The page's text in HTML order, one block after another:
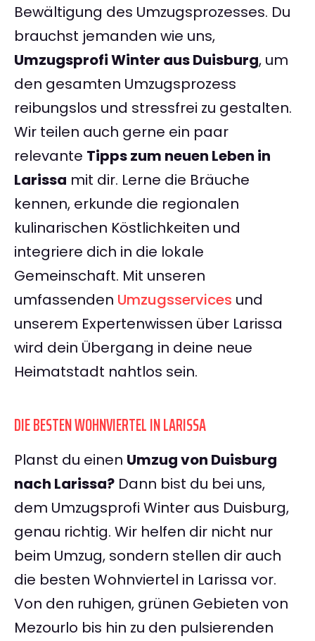
Bewältigung des Umzugsprozesses. Du
brauchst jemanden wie uns,
Umzugsprofi Winter aus Duisburg, um
den gesamten Umzugsprozess
reibungslos und stressfrei zu gestalten.
Wir teilen auch gerne ein paar
relevante Tipps zum neuen Leben in
Larissa mit dir. Lerne die Bräuche
kennen, erkunde die regionalen
kulinarischen Köstlichkeiten und
integriere dich in die lokale
Gemeinschaft. Mit unseren
umfassenden Umzugsservices und
unserem Expertenwissen über Larissa
wird dein Übergang in deine neue
Heimatstadt nahtlos sein.
DIE BESTEN WOHNVIERTEL IN LARISSA
Planst du einen Umzug von Duisburg
nach Larissa? Dann bist du bei uns,
dem Umzugsprofi Winter aus Duisburg,
genau richtig. Wir helfen dir nicht nur
beim Umzug, sondern stellen dir auch
die besten Wohnviertel in Larissa vor.
Von den ruhigen, grünen Gebieten von
Mezourlo bis hin zu den pulsierenden